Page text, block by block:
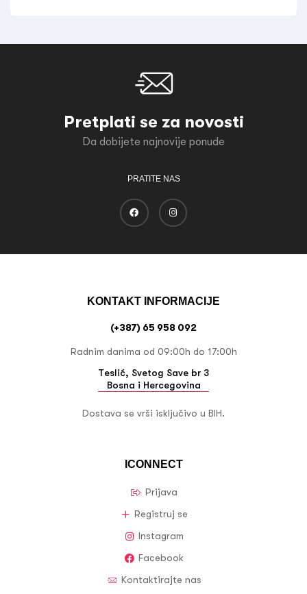
Pretplati se za novosti
Da dobijete najnovije ponude
PRATITE NAS
ICONNECT
Prijava
Registruj se
Instagram
Facebook
Kontaktirajte nas
KONTAKT INFORMACIJE
(+387) 65 958 092
Radnim danima od 09:00h do 17:00h
Teslić, Svetog Save br 3
Bosna i Hercegovina
Dostava se vrši isključivo u BIH.